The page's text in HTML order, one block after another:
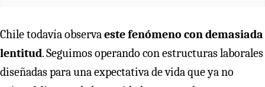
Chile todavía observaeste fenómeno con demasiada
lentitud. Seguimos operando con estructuras laborales
diseñadas para una expectativa de vida que ya no